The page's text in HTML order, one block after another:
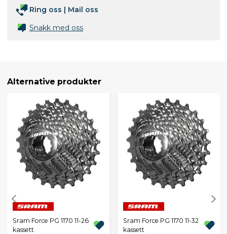
Ring oss | Mail oss
Snakk med oss
Alternative produkter
Sram Force PG 1170 11-26
kassett
Sram Force PG 1170 11-32
kassett